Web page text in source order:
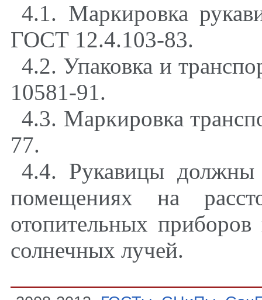
4.1. Маркировка
ГОСТ 12.4.103-83.
4.2. Упаковка и
10581-91.
4.3. Маркировка
77.
4.4. Рукавицы должны
помещениях на
отопительных
солнечных лучей.